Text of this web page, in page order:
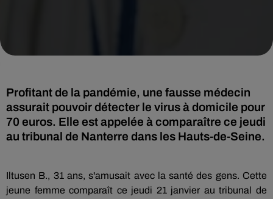
Profitant de la pandémie, une fausse médecin
assurait pouvoir détecter le virus à domicile pour
70 euros. Elle est appelée à comparaître ce jeudi
au tribunal de Nanterre dans les Hauts-de-Seine.
Iltusen B., 31 ans, s'amusait avec la santé des gens. Cette
jeune femme comparaît ce jeudi 21 janvier au tribunal de